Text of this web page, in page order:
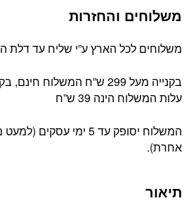
משלוחים והחזרות
משלוחים לכל הארץ ע”י שליח עד דלת
בקנייה מעל 299 ש”ח המשלוח
עלות המשלוח הינה 39 ש”ח
המשלוח יסופק עד 5 ימי
אחרת).
תיאור